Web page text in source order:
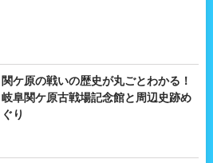
関ケ原の戦いの歴史が丸ごとわかる！
岐阜関ケ原古戦場記念館と周辺史跡め
ぐり